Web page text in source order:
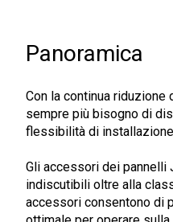
Panoramica
Con la continua riduzione
sempre più bisogno di
flessibilità di
Gli accessori dei pannelli
indiscutibili oltre alla
accessori consentono di